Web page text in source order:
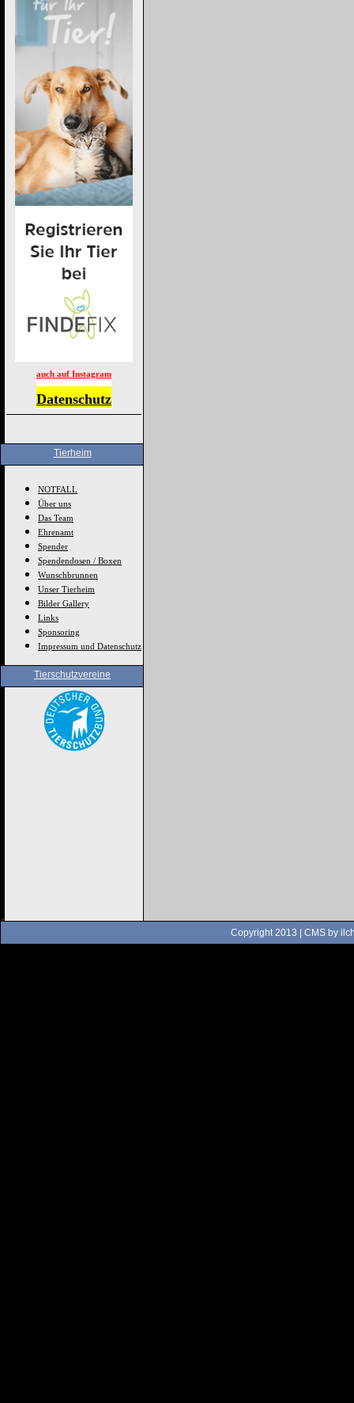
auch auf Instagram
Datenschutz
Tierheim
NOTFALL
Über uns
Das Team
Ehrenamt
Spender
Spendendosen / Boxen
Wunschbrunnen
Unser Tierheim
Bilder Gallery
Links
Sponsoring
Impressum und Datenschutz
Tierschutzvereine
Copyright 2013 | CMS by